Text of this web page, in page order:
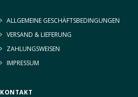
ALLGEMEINE GESCHÄFTSBEDINGUNGEN
VERSAND & LIEFERUNG
ZAHLUNGSWEISEN
IMPRESSUM
KONTAKT